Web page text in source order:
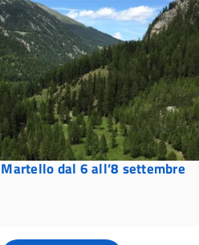
dal 6 all’8 settembre